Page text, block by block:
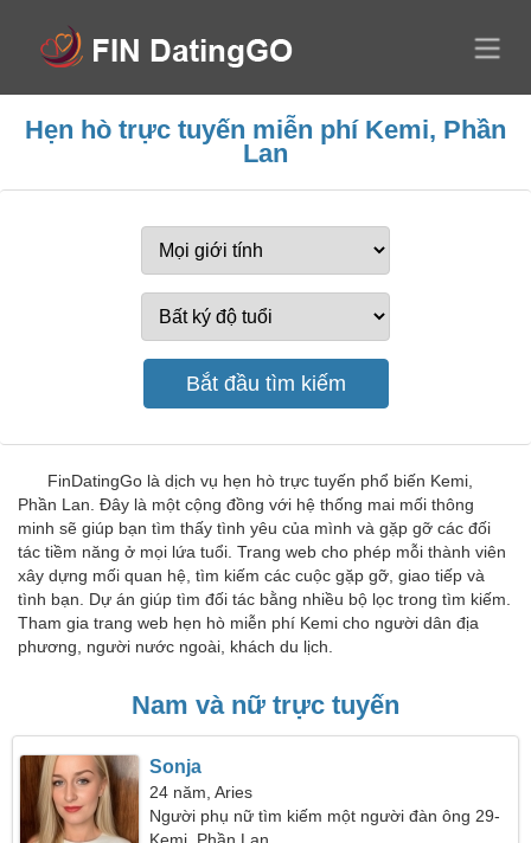
Hẹn hò trực tuyến miễn phí Kemi, Phần
Lan
FinDatingGo là dịch vụ hẹn hò trực tuyến phổ biến Kemi,
Phần Lan. Đây là một cộng đồng với hệ thống mai mối thông
minh sẽ giúp bạn tìm thấy tình yêu của mình và gặp gỡ các đối
tác tiềm năng ở mọi lứa tuổi. Trang web cho phép mỗi thành viên
xây dựng mối quan hệ, tìm kiếm các cuộc gặp gỡ, giao tiếp và
tình bạn. Dự án giúp tìm đối tác bằng nhiều bộ lọc trong tìm kiếm.
Tham gia trang web hẹn hò miễn phí Kemi cho người dân địa
phương, người nước ngoài, khách du lịch.
Nam và nữ trực tuyến
Sonja
24 năm, Aries
Người phụ nữ tìm kiếm một người đàn ông 29-